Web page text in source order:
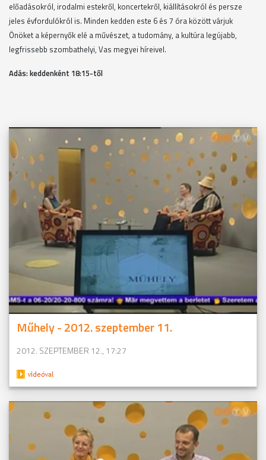
előadásokról, irodalmi estekről, koncertekről, kiállításokról és persze
jeles évfordulókról is. Minden kedden este 6 és 7 óra között várjuk
Önöket a képernyők elé a művészet, a tudomány, a kultúra legújabb,
legfrissebb szombathelyi, Vas megyei híreivel.
Adás: keddenként 18:15-től
Műhely - 2012. szeptember 11.
2012. SZEPTEMBER 12., 17:27